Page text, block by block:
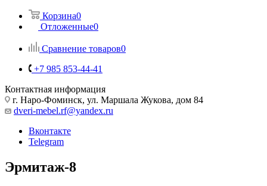
Корзина0
Отложенные0
Сравнение товаров0
+7 985 853-44-41
Контактная информация
г. Наро-Фоминск, ул. Маршала Жукова, дом 84
dveri-mebel.rf@yandex.ru
Вконтакте
Telegram
Эрмитаж-8